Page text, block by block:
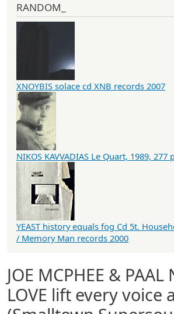
JOE MCPHEE & PAAL
LOVE lift every voice
RANDOM_
XNOYBIS solace cd XNB records 2007
NIKOS KAVVADIAS Le Quart, 1989,
YEAST history equals fog Cd 5t.
/ Memory Man records 2000